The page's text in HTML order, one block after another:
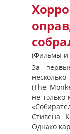
(Фильмы и
За
(The
не только
Стивена
Однако